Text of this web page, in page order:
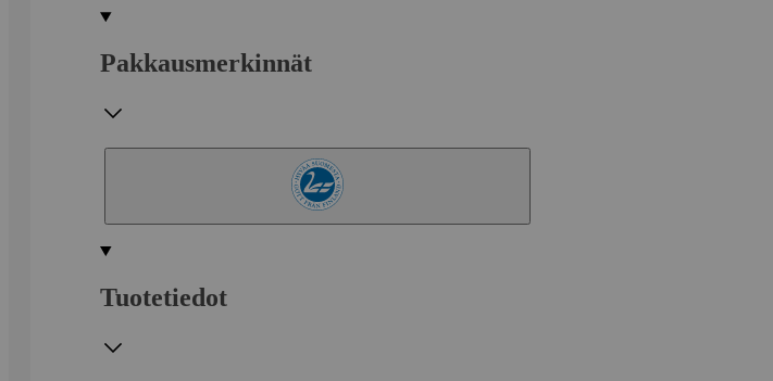
Pakkausmerkinnät
Tuotetiedot